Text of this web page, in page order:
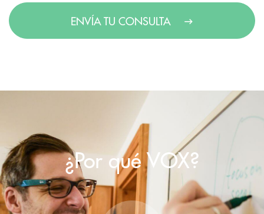
ENVÍA TU CONSULTA
¿Por qué VOX?